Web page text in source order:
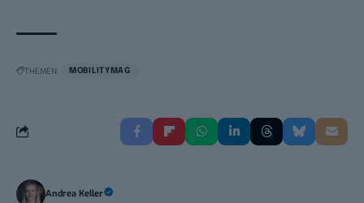
THEMEN: MOBILITYMAG
Andrea Keller